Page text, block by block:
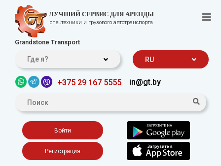
ЛУЧШИЙ СЕРВИС ДЛЯ АРЕНДЫ
спецтехники и грузового автотранспорта
Grandstone Transport
Где я? RU
+375 29 167 5555 in@gt.by
Войти
Регистрация